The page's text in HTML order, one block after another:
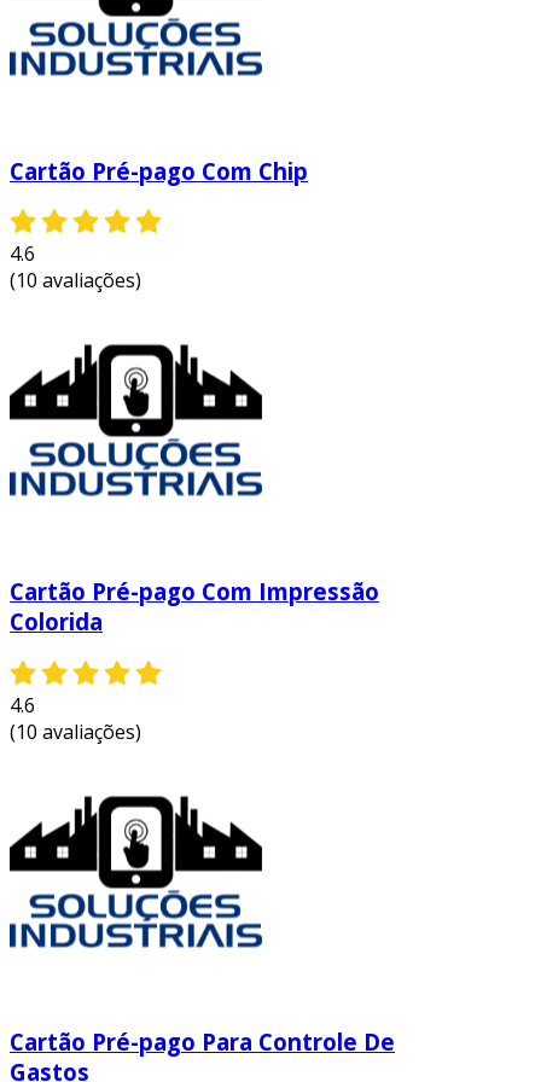
ajustável. assim, a sua organização pode
responder rapidamente a diferentes demandas
Cartão Pré-pago Com Chip
4.6
(10 avaliações)
Cartão Pré-pago Com Impressão
Colorida
4.6
(10 avaliações)
Cartão Pré-pago Para Controle De
Gastos